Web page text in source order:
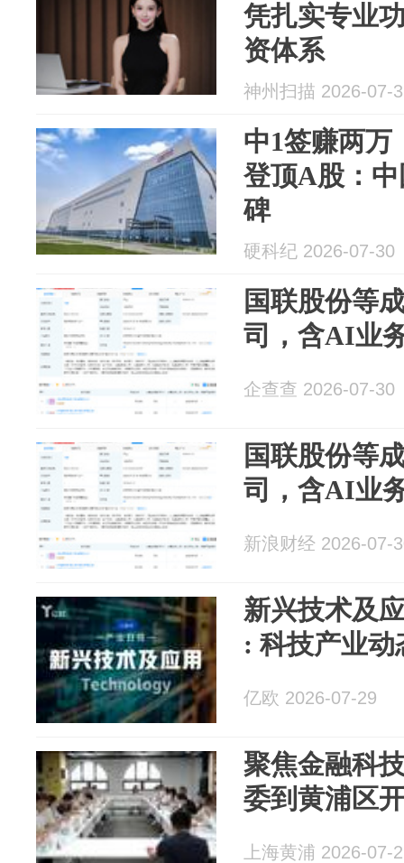
凭扎实专业
资体系
神州扫描 2026-07-
中1签赚两万
登顶A股：
碑
硬科纪 2026-07-30
国联股份等
司，含AI业
企查查 2026-07-30
国联股份等
司，含AI业
新浪财经 2026-07-
新兴技术及
: 科技产业动
亿欧 2026-07-29
聚焦金融科
委到黄浦区
上海黄浦 2026-07-